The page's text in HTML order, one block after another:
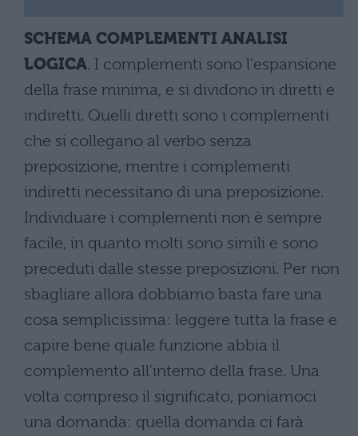
SCHEMA COMPLEMENTI ANALISI
LOGICA. I complementi sono l'espansione
della frase minima, e si dividono in diretti e
indiretti. Quelli diretti sono i complementi
che si collegano al verbo senza
preposizione, mentre i complementi
indiretti necessitano di una preposizione.
Individuare i complementi non è sempre
facile, in quanto molti sono simili e sono
preceduti dalle stesse preposizioni. Per non
sbagliare allora dobbiamo basta fare una
cosa semplicissima: leggere tutta la frase e
capire bene quale funzione abbia il
complemento all'interno della frase. Una
volta compreso il significato, poniamoci
una domanda: quella domanda ci farà